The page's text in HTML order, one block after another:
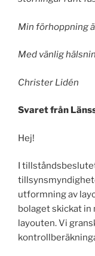
Min förhoppning
Med vänlig
Christer Lidén
Svaret från
Hej!
I
utformning av
bolaget skickat
layouten. Vi